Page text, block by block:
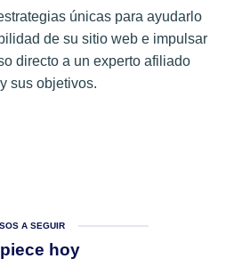
únicas para ayudarlo
de su sitio web e impulsar
directo a un experto afiliado
sus objetivos.
A SEGUIR
hoy